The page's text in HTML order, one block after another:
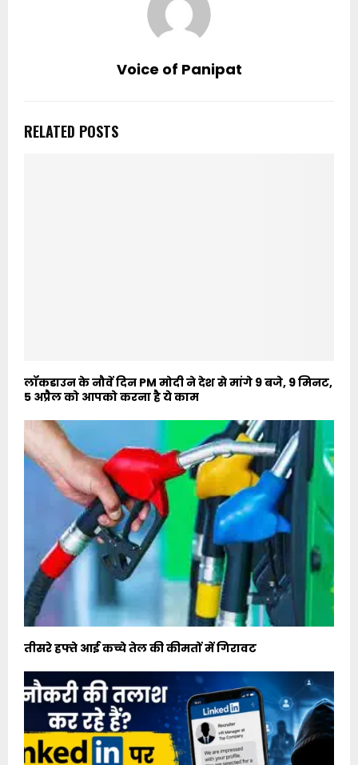
Voice of Panipat
RELATED POSTS
लॉकडाउन के नौवें दिन PM मोदी ने देश से मांगे 9 बजे, 9 मिनट,
5 अप्रैल को आपको करना है ये काम
तीसरे हफ्ते आई कच्चे तेल की कीमतों में गिरावट